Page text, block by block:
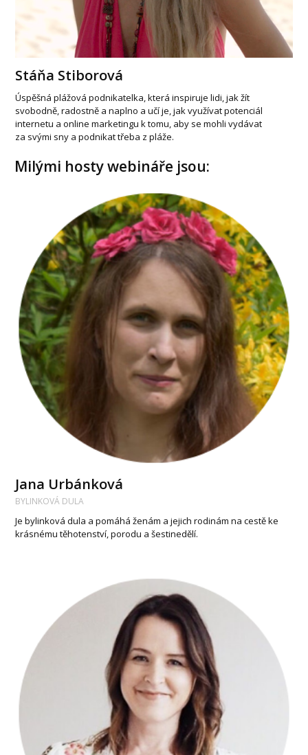
Stáňa Stiborová
Úspěšná plážová podnikatelka, která inspiruje lidi, jak žít
svobodně, radostně a naplno a učí je, jak využívat potenciál
internetu a online marketingu k tomu, aby se mohli vydávat
za svými sny a podnikat třeba z pláže.
Milými hosty webináře jsou:
Jana Urbánková
BYLINKOVÁ DULA
Je bylinková dula a pomáhá ženám a jejich rodinám na cestě ke
krásnému těhotenství, porodu a šestinedělí.